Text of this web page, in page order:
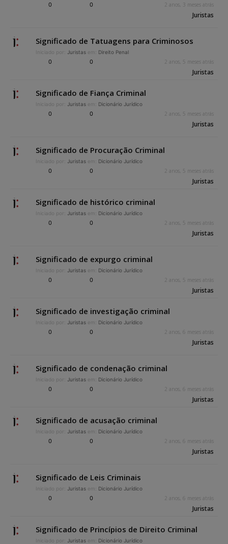
0 0 2 anos, 3 meses atrás
Juristas
Significado de Tatuagens para Criminosos
Iniciado por: Juristas em: Direito Penal
0 0 2 anos, 5 meses atrás
Juristas
Significado de Fiança Criminal
Iniciado por: Juristas em: Dicionário Jurídico
0 0 2 anos, 5 meses atrás
Juristas
Significado de Procuração Criminal
Iniciado por: Juristas em: Dicionário Jurídico
0 0 2 anos, 5 meses atrás
Juristas
Significado de histórico criminal
Iniciado por: Juristas em: Dicionário Jurídico
0 0 2 anos, 5 meses atrás
Juristas
Significado de expurgo criminal
Iniciado por: Juristas em: Dicionário Jurídico
0 0 2 anos, 5 meses atrás
Juristas
Significado de investigação criminal
Iniciado por: Juristas em: Dicionário Jurídico
0 0 2 anos, 6 meses atrás
Juristas
Significado de condenação criminal
Iniciado por: Juristas em: Dicionário Jurídico
0 0 2 anos, 6 meses atrás
Juristas
Significado de acusação criminal
Iniciado por: Juristas em: Dicionário Jurídico
0 0 2 anos, 6 meses atrás
Juristas
Significado de Leis Criminais
Iniciado por: Juristas em: Dicionário Jurídico
0 0 2 anos, 6 meses atrás
Juristas
Significado de Princípios de Direito Criminal
Iniciado por: Juristas em: Dicionário Jurídico